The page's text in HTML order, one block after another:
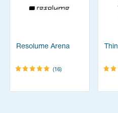
Resolume Arena
(16)